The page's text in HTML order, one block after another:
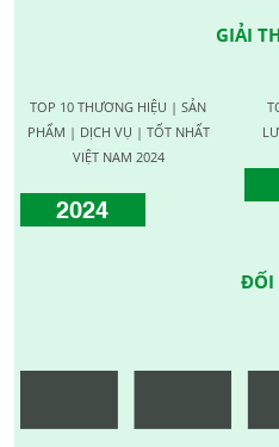
GIẢI
TOP 10 THƯƠNG HIỆU | SẢN
PHẨM | DỊCH VỤ | TỐT NHẤT
VIỆT NAM 2024
2024
ĐỐI